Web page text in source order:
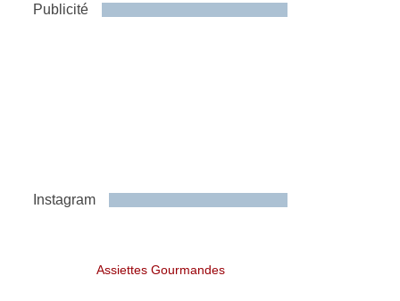
Publicité
Instagram
Assiettes Gourmandes